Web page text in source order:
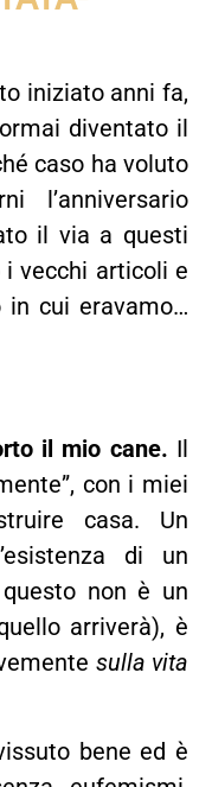
iniziato anni fa,
diventato il
caso ha voluto
l’anniversario
il via a questi
i vecchi articoli e
in cui eravamo…
il mio cane. Il
con i miei
casa. Un
di un
non è un
arriverà), è
sulla vita
bene ed è